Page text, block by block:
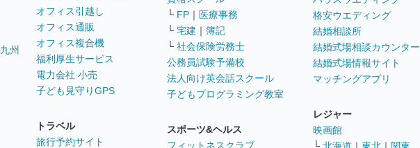
九州
オフィス引越し
オフィス通販
オフィス複合機
福利厚生サービス
電力会社 小売
子ども見守りGPS
トラベル
旅行予約サイト
└ FP ｜ 医療事務
└ 宅建 ｜ 簿記
└ 社会保険労務士
公務員試験予備校
法人向け英会話スクール
子どもプログラミング教室
スポーツ&ヘルス
フィットネスクラブ
格安ウエディング
結婚相談所
結婚式場相談カウンター
結婚式場情報サイト
マッチングアプリ
レジャー
映画館